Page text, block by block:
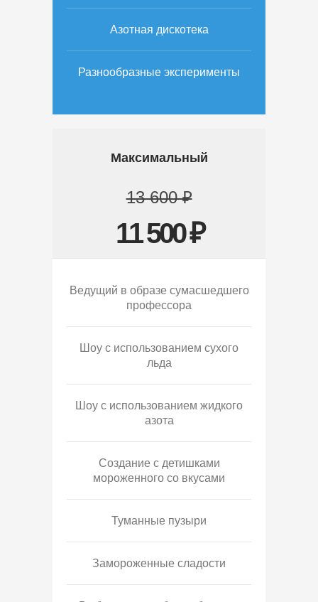
Азотная дискотека
Разнообразные эксперименты
Максимальный
13 600 ₽
11 500 ₽
Ведущий в образе сумасшедшего
профессора
Шоу с использованием сухого
льда
Шоу с использованием жидкого
азота
Создание с детишками
мороженного со вкусами
Туманные пузыри
Замороженные сладости